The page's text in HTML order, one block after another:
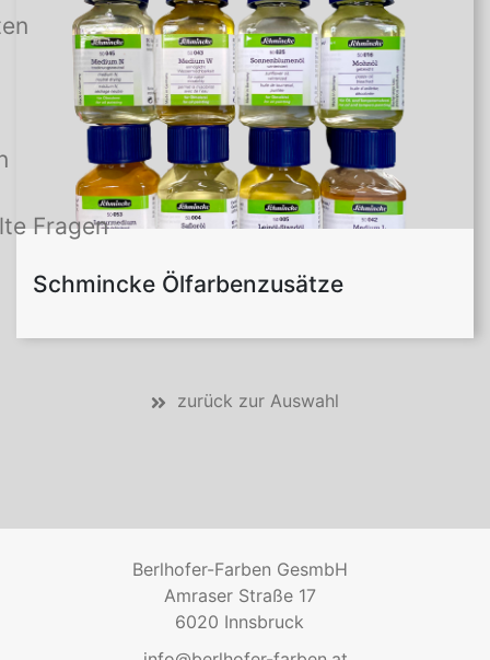
Fragen
Schmincke Ölfarbenzusätze
zurück zur Auswahl
Berlhofer-Farben GesmbH
Amraser Straße 17
6020 Innsbruck